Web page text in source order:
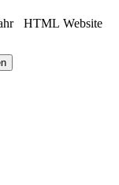
HTML Website